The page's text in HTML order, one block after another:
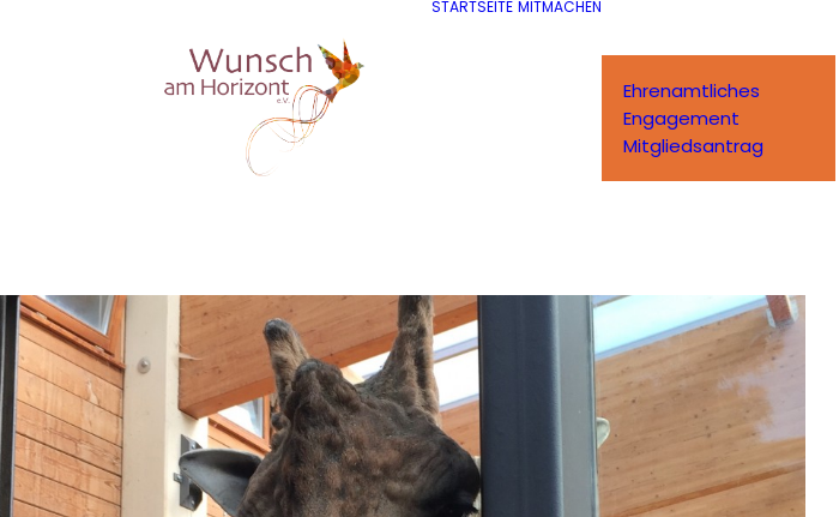
STARTSEITE MITMACHEN
Ehrenamtliches
Engagement
Mitgliedsantrag